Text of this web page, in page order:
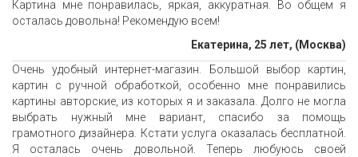
Картина мне понравилась, яркая, аккуратная. Во общем я
осталась довольна! Рекомендую всем!
Екатерина, 25 лет, (Москва)
Очень удобный интернет-магазин. Большой выбор картин,
картин с ручной обработкой, особенно мне понравились
картины авторские, из которых я и заказала. Долго не могла
выбрать нужный мне вариант, спасибо за помощь
грамотного дизайнера. Кстати услуга оказалась бесплатной.
Я осталась очень довольной. Теперь любуюсь своей